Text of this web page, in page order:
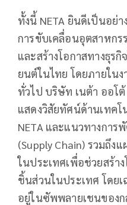
ทั้งนี้ NETA ยินดีเป็นอย่
การขับเคลื่อนอุตสาหก
และสร้างโอกาสทางธุร
ยนต์ในไทย โดยภายใน
ทั่วไป บริษัท เนต้า ออโ
แสดงวิสัยทัศน์ด้านเทค
NETA และแนวทางกา
(Supply Chain) รวมถึ
ในประเทศเพื่อช่วยสร้า
ชิ้นส่วนในประเทศ โดยเ
อยู่ในซัพพลายเชนของ